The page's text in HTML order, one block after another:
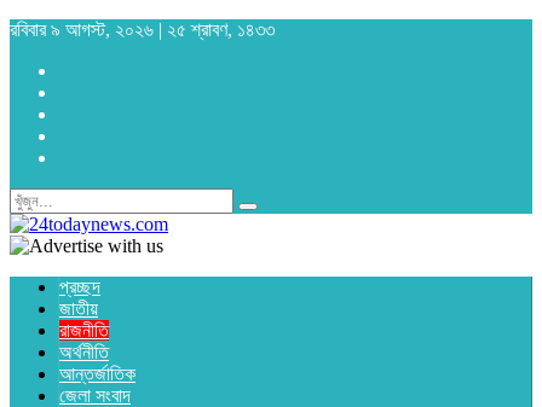
রবিবার ৯ আগস্ট, ২০২৬ | ২৫ শ্রাবণ, ১৪৩৩
প্রচ্ছদ
জাতীয়
রাজনীতি
অর্থনীতি
আন্তর্জাতিক
জেলা সংবাদ